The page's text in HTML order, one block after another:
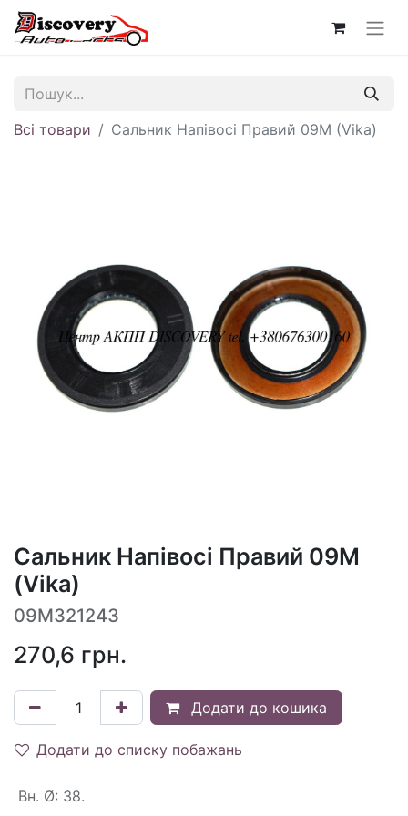
Всі товари Сальник Напівосі Правий 09M (Vika)
Сальник Напівосі Правий 09M
(Vika)
09M321243
270,6 грн.
Додати до кошика
Додати до списку побажань
Вн. Ø: 38.